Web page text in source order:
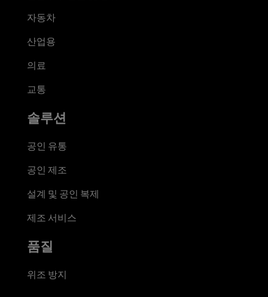
자동차
산업용
의료
교통
솔루션
공인 유통
공인 제조
설계 및 공인 복제
제조 서비스
품질
위조 방지